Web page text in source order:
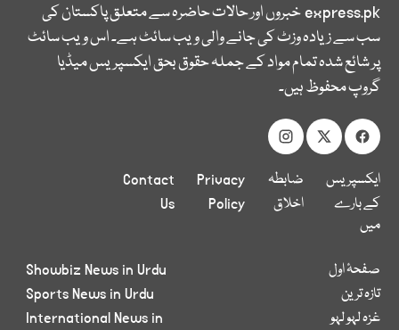
express.pkخبروں اور حالات حاضرہ سے متعلق پاکستان کی
سب سے زیادہ وزٹ کی جانے والی ویب سائٹ ہے۔ اس ویب سائٹ
پر شائع شدہ تمام مواد کے جملہ حقوق بحق ایکسپریس میڈیا
گروپ محفوظ ہیں۔
ایکسپریس
کے بارے
میں
ضابطہ
اخلاق
Privacy
Policy
Contact
Us
صفحۂ اول
تازہ ترین
غزہ لہو لہو
Showbiz News in Urdu
Sports News in Urdu
International News in